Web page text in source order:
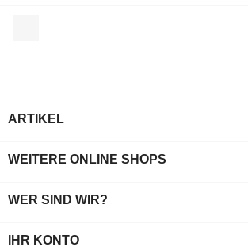
ARTIKEL
WEITERE ONLINE SHOPS
WER SIND WIR?
IHR KONTO